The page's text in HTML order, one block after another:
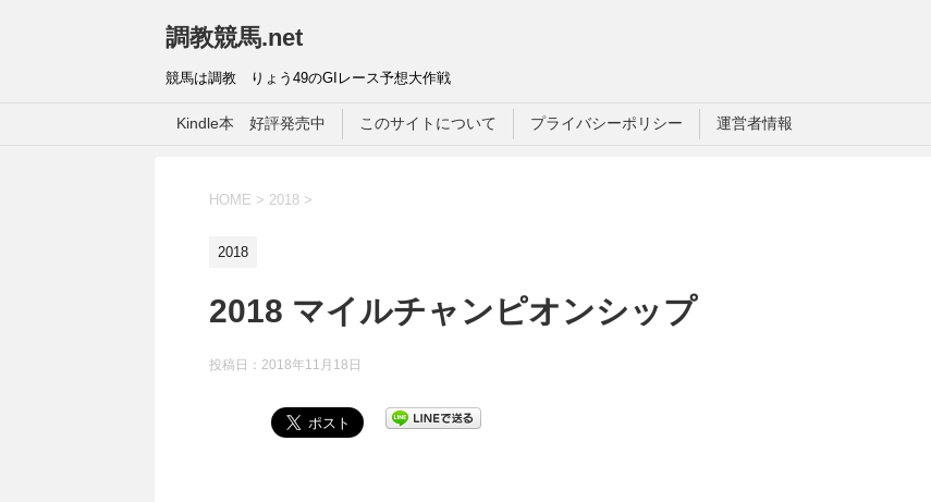
調教競馬.net
競馬は調教 りょう49のGIレース予想大作戦
Kindle本 好評発売中 このサイトについて プライバシーポリシー 運営者情報
HOME > 2018 >
2018
2018 マイルチャンピオンシップ
投稿日： 2018年11月18日